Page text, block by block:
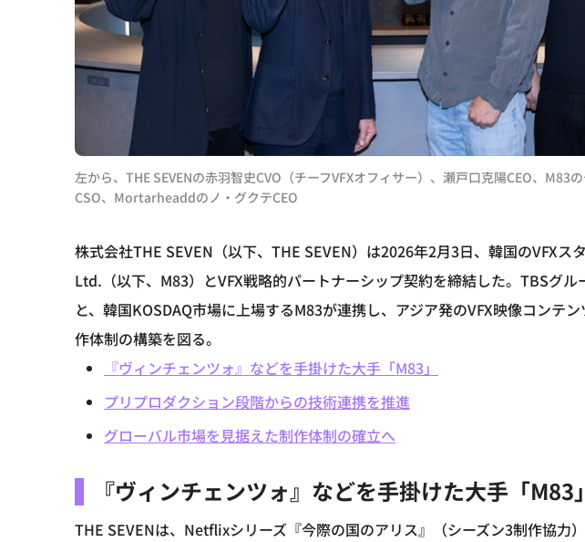
左から、THE SEVENの赤羽智史CVO（チーフVFXオフィサー）、瀬戸口克陽CEO、M83
CSO、Mortarheaddのノ・グクテCEO
株式会社THE SEVEN（以下、THE SEVEN）は2026年2月3日、韓国のVFX
Ltd.（以下、M83）とVFX戦略的パートナーシップ契約を締結した。TBSグル
と、韓国KOSDAQ市場に上場するM83が連携し、アジア発のVFX映像コンテ
作体制の構築を図る。
『ヴィンチェンツォ』などを手掛けた大手「M83」
プリプロダクション段階からの技術連携を推進
グローバル市場を見据えた制作体制の確立へ
『ヴィンチェンツォ』などを手掛けた大手「M83」
THE SEVENは、Netflixシリーズ『今際の国のアリス』（シーズン3制作協